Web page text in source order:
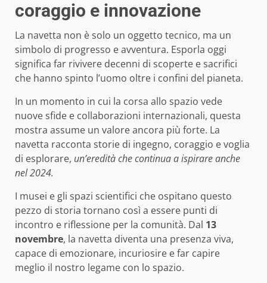
coraggio e innovazione
La navetta non è solo un oggetto tecnico, ma un
simbolo di progresso e avventura. Esporla oggi
significa far rivivere decenni di scoperte e sacrifici
che hanno spinto l’uomo oltre i confini del pianeta.
In un momento in cui la corsa allo spazio vede
nuove sfide e collaborazioni internazionali, questa
mostra assume un valore ancora più forte. La
navetta racconta storie di ingegno, coraggio e voglia
di esplorare, un’eredità che continua a ispirare anche
nel 2024.
I musei e gli spazi scientifici che ospitano questo
pezzo di storia tornano così a essere punti di
incontro e riflessione per la comunità. Dal 13
novembre, la navetta diventa una presenza viva,
capace di emozionare, incuriosire e far capire
meglio il nostro legame con lo spazio.